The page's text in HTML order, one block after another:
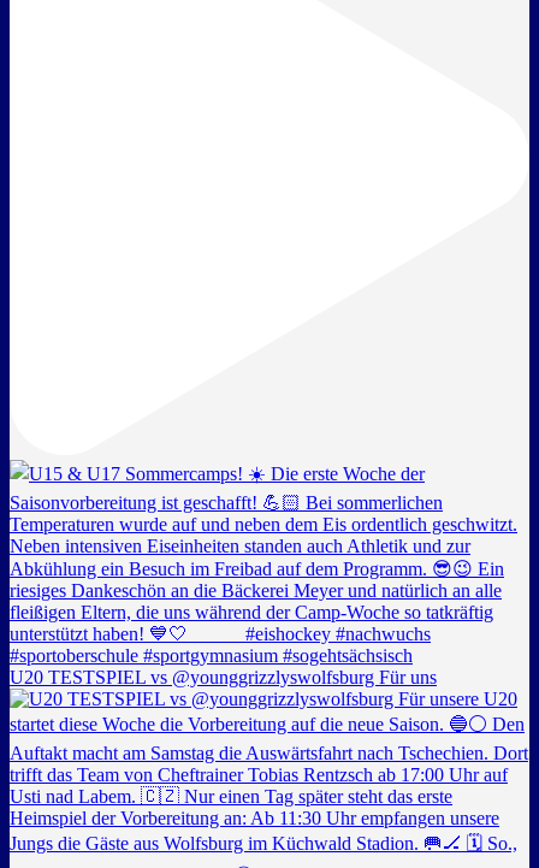
U20 TESTSPIEL vs @younggrizzlyswolfsburg Für uns